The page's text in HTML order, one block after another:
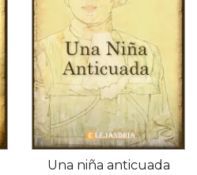
Una niña anticuada